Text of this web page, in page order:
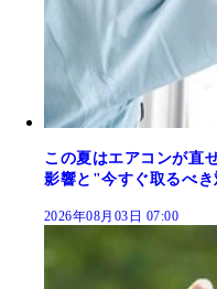
この夏はエアコンが直
影響と"今すぐ取るべ
2026年08月03日 07:00